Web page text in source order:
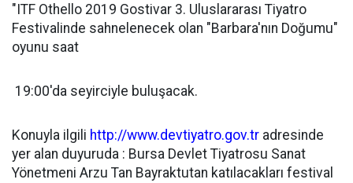
"ITF Othello 2019 Gostivar 3. Uluslararası Tiyatro
Festivalinde sahnelenecek olan "Barbara'nın Doğumu"
oyunu saat
19:00'da seyirciyle buluşacak.
Konuyla ilgili http://www.devtiyatro.gov.tr adresinde
yer alan duyuruda : Bursa Devlet Tiyatrosu Sanat
Yönetmeni Arzu Tan Bayraktutan katılacakları festival